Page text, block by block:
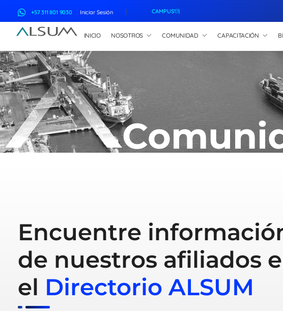
+57 311 801 9030 Iniciar Sesión CAMPUS
INICIO NOSOTROS COMUNIDAD CAPACITACIÓN
Encuentre
de nuestros afiliados
el Directorio ALSUM